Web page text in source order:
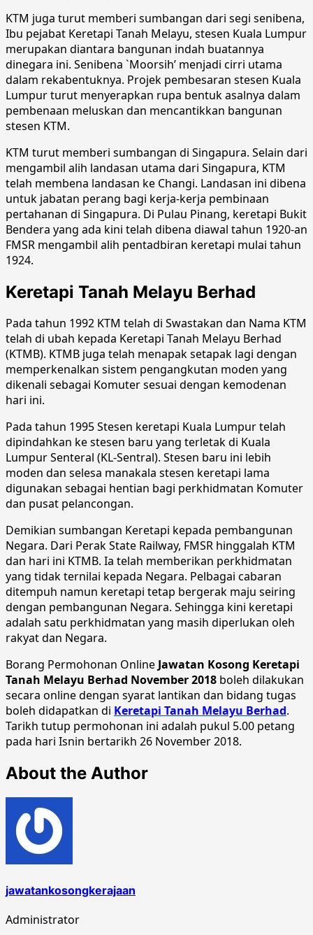
KTM juga turut memberi sumbangan dari segi senibena,
Ibu pejabat Keretapi Tanah Melayu, stesen Kuala Lumpur
merupakan diantara bangunan indah buatannya
dinegara ini. Senibena `Moorsih’ menjadi cirri utama
dalam rekabentuknya. Projek pembesaran stesen Kuala
Lumpur turut menyerapkan rupa bentuk asalnya dalam
pembenaan meluskan dan mencantikkan bangunan
stesen KTM.
KTM turut memberi sumbangan di Singapura. Selain dari
mengambil alih landasan utama dari Singapura, KTM
telah membena landasan ke Changi. Landasan ini dibena
untuk jabatan perang bagi kerja-kerja pembinaan
pertahanan di Singapura. Di Pulau Pinang, keretapi Bukit
Bendera yang ada kini telah dibena diawal tahun 1920-an
FMSR mengambil alih pentadbiran keretapi mulai tahun
1924.
Keretapi Tanah Melayu Berhad
Pada tahun 1992 KTM telah di Swastakan dan Nama KTM
telah di ubah kepada Keretapi Tanah Melayu Berhad
(KTMB). KTMB juga telah menapak setapak lagi dengan
memperkenalkan sistem pengangkutan moden yang
dikenali sebagai Komuter sesuai dengan kemodenan
hari ini.
Pada tahun 1995 Stesen keretapi Kuala Lumpur telah
dipindahkan ke stesen baru yang terletak di Kuala
Lumpur Senteral (KL-Sentral). Stesen baru ini lebih
moden dan selesa manakala stesen keretapi lama
digunakan sebagai hentian bagi perkhidmatan Komuter
dan pusat pelancongan.
Demikian sumbangan Keretapi kepada pembangunan
Negara. Dari Perak State Railway, FMSR hinggalah KTM
dan hari ini KTMB. Ia telah memberikan perkhidmatan
yang tidak ternilai kepada Negara. Pelbagai cabaran
ditempuh namun keretapi tetap bergerak maju seiring
dengan pembangunan Negara. Sehingga kini keretapi
adalah satu perkhidmatan yang masih diperlukan oleh
rakyat dan Negara.
Borang Permohonan OnlineJawatan Kosong Keretapi
Tanah Melayu Berhad November 2018 boleh dilakukan
secara online dengan syarat lantikan dan bidang tugas
boleh didapatkan di Keretapi Tanah Melayu Berhad.
Tarikh tutup permohonan ini adalah pukul 5.00 petang
pada hari Isnin bertarikh 26 November 2018.
About the Author
jawatankosongkerajaan
Administrator